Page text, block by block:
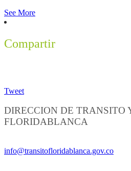
See More
Compartir
Tweet
DIRECCION DE TRANSITO
FLORIDABLANCA
info@transitofloridablanca.gov.co